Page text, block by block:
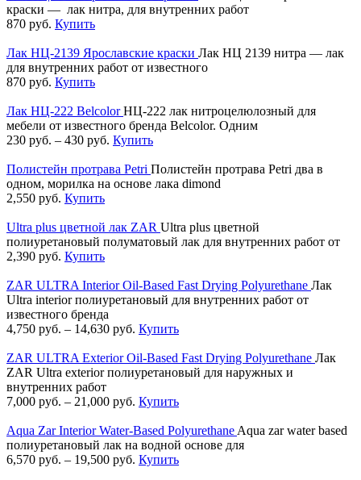
краски — лак нитра, для внутренних работ
870 руб. Купить
Лак НЦ-2139 Ярославские краски Лак НЦ 2139 нитра — лак
для внутренних работ от известного
870 руб. Купить
Лак НЦ-222 BelcolorНЦ-222 лак нитроцелюлозный для
мебели от известного бренда Belcolor. Одним
230 руб. – 430 руб. Купить
Полистейн протрава Petri Полистейн протрава Petri два в
одном, морилка на основе лака dimond
2,550 руб. Купить
Ultra plus цветной лак ZAR Ultra plus цветной
полиуретановый полуматовый лак для внутренних работ от
2,390 руб. Купить
ZAR ULTRA Interior Oil-Based Fast Drying Polyurethane Лак
Ultra interior полиуретановый для внутренних работ от
известного бренда
4,750 руб. – 14,630 руб. Купить
ZAR ULTRA Exterior Oil-Based Fast Drying Polyurethane Лак
ZAR Ultra exterior полиуретановый для наружных и
внутренних работ
7,000 руб. – 21,000 руб. Купить
Aqua Zar Interior Water-Based Polyurethane Aqua zar water based
полиуретановый лак на водной основе для
6,570 руб. – 19,500 руб. Купить